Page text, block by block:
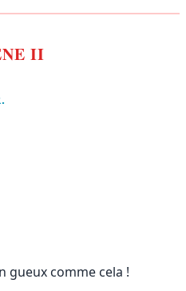
II
gueux comme cela !